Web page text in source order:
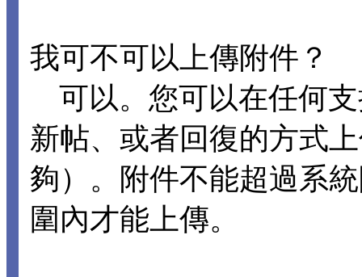
我可不可以上傳附件？
可以。您可以在任何
新帖、或者回復的方式
夠）。附件不能超過系
圍內才能上傳。